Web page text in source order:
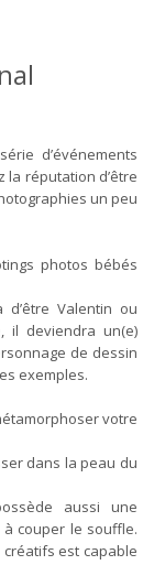
d’événements
la réputation d’être
un peu
photos bébés
Valentin ou
il deviendra un(e)
de dessin
exemples.
votre
dans la peau du
aussi une
couper le souffle.
créatifs est capable